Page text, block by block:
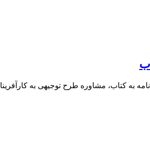
نامه به کتاب، مشاوره طرح توجیهی به